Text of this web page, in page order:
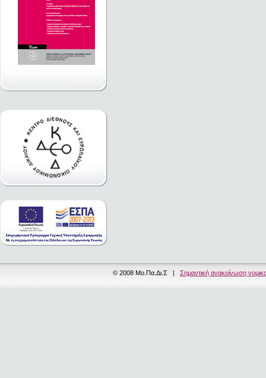
© 2008 Μο.Πα.Δι.Σ | Σημαντική ανακοίνωση